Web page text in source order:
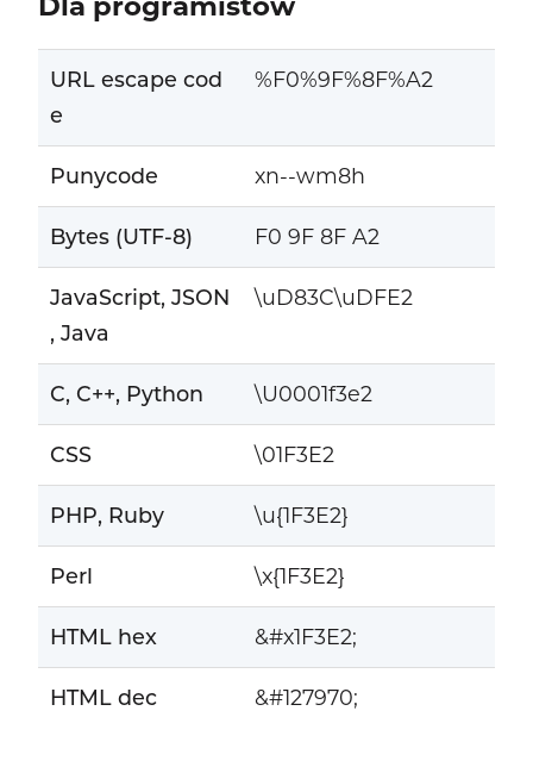
URL escape cod
e
%F0%9F%8F%A2
Punycode xn--wm8h
Bytes (UTF-8) F0 9F 8F A2
JavaScript, JSON
, Java
\uD83C\uDFE2
C, C++, Python \U0001f3e2
CSS \01F3E2
PHP, Ruby \u{1F3E2}
Perl \x{1F3E2}
HTML hex &#x1F3E2;
HTML dec &#127970;